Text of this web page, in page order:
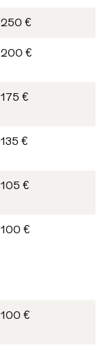
250 €
200 €
175 €
135 €
105 €
100 €
100 €